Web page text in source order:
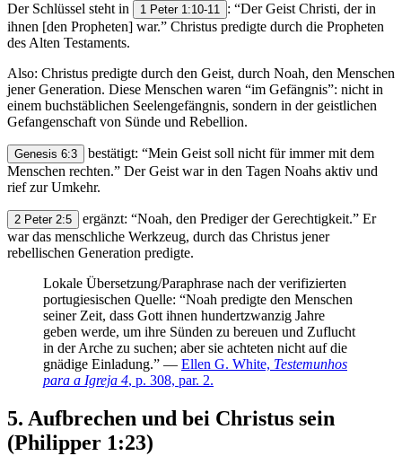
Der Schlüssel steht in 1 Peter 1:10-11 : “Der Geist Christi, der in
ihnen [den Propheten] war.” Christus predigte durch die Propheten
des Alten Testaments.
Also: Christus predigte durch den Geist, durch Noah, den Menschen
jener Generation. Diese Menschen waren “im Gefängnis”: nicht in
einem buchstäblichen Seelengefängnis, sondern in der geistlichen
Gefangenschaft von Sünde und Rebellion.
Genesis 6:3
bestätigt: “Mein Geist soll nicht für immer mit dem
Menschen rechten.” Der Geist war in den Tagen Noahs aktiv und
rief zur Umkehr.
2 Peter 2:5
ergänzt: “Noah, den Prediger der Gerechtigkeit.” Er
war das menschliche Werkzeug, durch das Christus jener
rebellischen Generation predigte.
Lokale Übersetzung/Paraphrase nach der verifizierten
portugiesischen Quelle: “Noah predigte den Menschen
seiner Zeit, dass Gott ihnen hundertzwanzig Jahre
geben werde, um ihre Sünden zu bereuen und Zuflucht
in der Arche zu suchen; aber sie achteten nicht auf die
gnädige Einladung.” — Ellen G. White, Testemunhos
para a Igreja 4, p. 308, par. 2.
5. Aufbrechen und bei Christus sein
(Philipper 1:23)